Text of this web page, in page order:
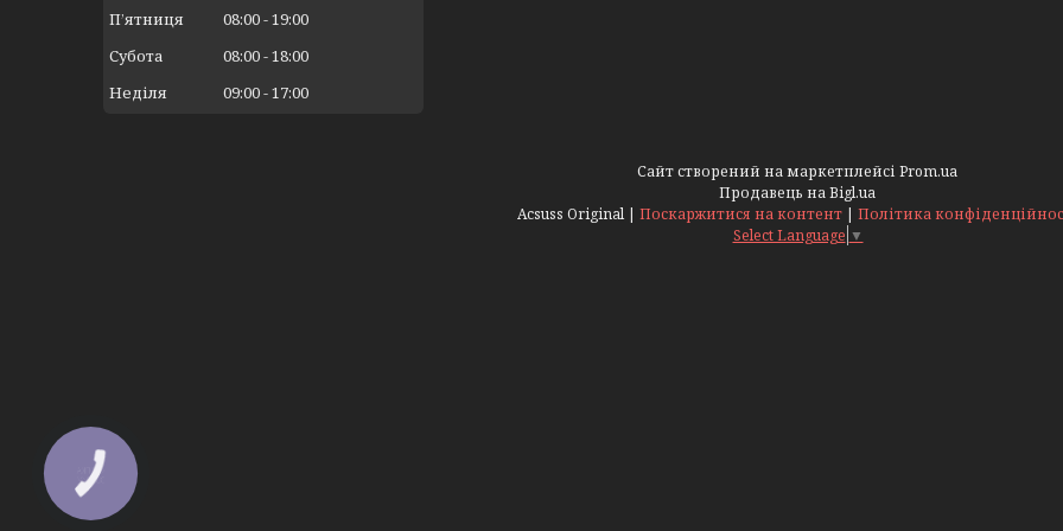
Пʼятниця 08:00 19:00
Субота
08:00 18:00
Неділя
09:00 17:00
Сайт створений на маркетплейсі Prom.ua
Продавець на Bigl.ua
Acsuss Original | Поскаржитися на контент | Політика
Select Language ▼
КНОПКА
ЗВ'ЯЗКУ